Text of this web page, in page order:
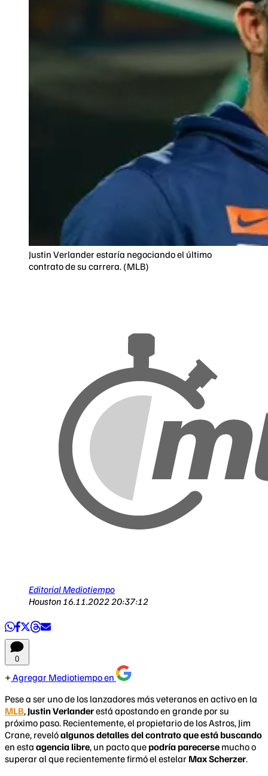
Justin Verlander estaría negociando el último
contrato de su carrera. (MLB)
Editorial Mediotiempo
Houston 16.11.2022 20:37:12
0
Agregar Mediotiempo en
Pese a ser uno de los lanzadores más veteranos en activo en la
MLB, Justin Verlanderestá apostando en grande por su
próximo paso. Recientemente, el propietario de los Astros, Jim
Crane, revelóalgunos detalles del contrato que está buscando
en esta agencia libre, un pacto que podría parecerse mucho o
superar al que recientemente firmó el estelar Max Scherzer.